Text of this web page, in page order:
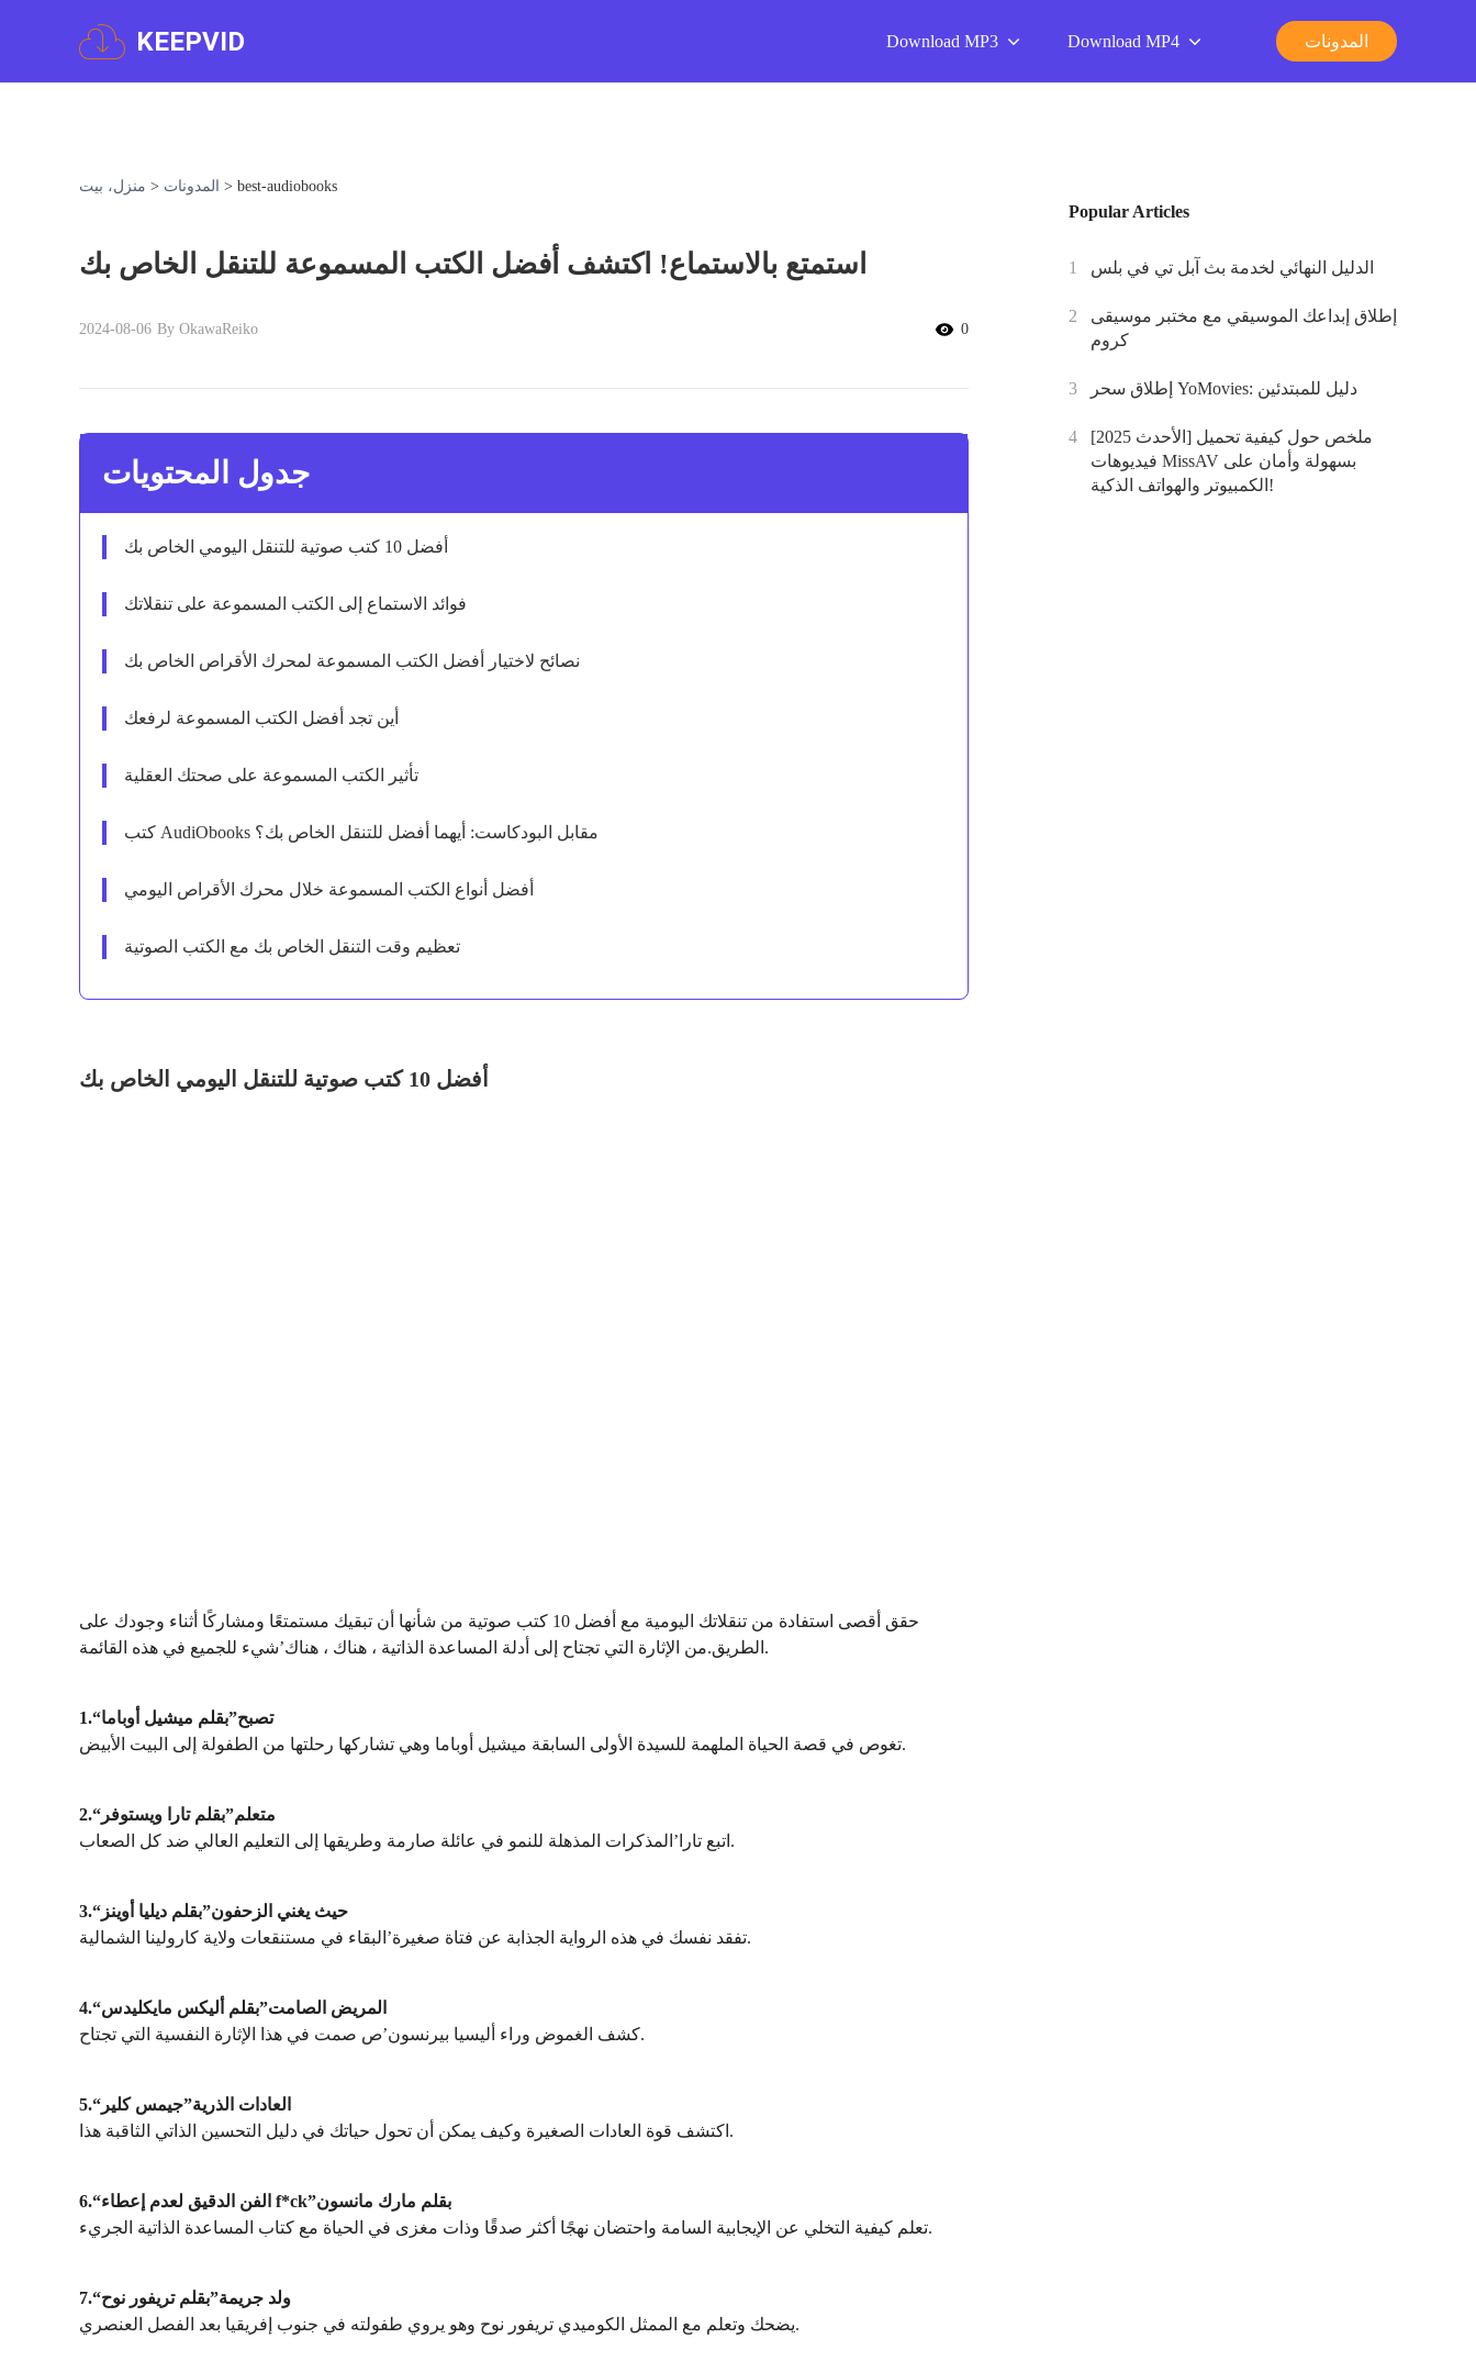
KEEPVID Download MP3 Download MP4 المدونات
منزل، بيت > المدونات > best-audiobooks
استمتع بالاستماع! اكتشف أفضل الكتب المسموعة للتنقل الخاص بك
2024-08-06 By OkawaReiko 0
جدول المحتويات
أفضل 10 كتب صوتية للتنقل اليومي الخاص بك
فوائد الاستماع إلى الكتب المسموعة على تنقلاتك
نصائح لاختيار أفضل الكتب المسموعة لمحرك الأقراص الخاص بك
أين تجد أفضل الكتب المسموعة لرفعك
تأثير الكتب المسموعة على صحتك العقلية
كتب AudiObooks مقابل البودكاست: أيهما أفضل للتنقل الخاص بك؟
أفضل أنواع الكتب المسموعة خلال محرك الأقراص اليومي
تعظيم وقت التنقل الخاص بك مع الكتب الصوتية
أفضل 10 كتب صوتية للتنقل اليومي الخاص بك
حقق أقصى استفادة من تنقلاتك اليومية مع أفضل 10 كتب صوتية من شأنها أن تبقيك مستمتعًا ومشاركًا أثناء وجودك على
الطريق.من الإثارة التي تجتاح إلى أدلة المساعدة الذاتية ، هناك ، هناك’شيء للجميع في هذه القائمة.
1.“تصبح”بقلم ميشيل أوباما
تغوص في قصة الحياة الملهمة للسيدة الأولى السابقة ميشيل أوباما وهي تشاركها رحلتها من الطفولة إلى البيت الأبيض.
2.“متعلم”بقلم تارا ويستوفر
اتبع تارا’المذكرات المذهلة للنمو في عائلة صارمة وطريقها إلى التعليم العالي ضد كل الصعاب.
3.“حيث يغني الزحفون”بقلم ديليا أوينز
تفقد نفسك في هذه الرواية الجذابة عن فتاة صغيرة’البقاء في مستنقعات ولاية كارولينا الشمالية.
4.“المريض الصامت”بقلم أليكس مايكليدس
كشف الغموض وراء أليسيا بيرنسون’ص صمت في هذا الإثارة النفسية التي تجتاح.
5.“العادات الذرية”جيمس كلير
اكتشف قوة العادات الصغيرة وكيف يمكن أن تحول حياتك في دليل التحسين الذاتي الثاقبة هذا.
6.“الفن الدقيق لعدم إعطاء f*ck”بقلم مارك مانسون
تعلم كيفية التخلي عن الإيجابية السامة واحتضان نهجًا أكثر صدقًا وذات مغزى في الحياة مع كتاب المساعدة الذاتية الجريء.
7.“ولد جريمة”بقلم تريفور نوح
يضحك وتعلم مع الممثل الكوميدي تريفور نوح وهو يروي طفولته في جنوب إفريقيا بعد الفصل العنصري.
Popular Articles
1 الدليل النهائي لخدمة بث آبل تي في بلس
2
إطلاق إبداعك الموسيقي مع مختبر موسيقى
كروم
3 إطلاق سحر YoMovies: دليل للمبتدئين
4
[الأحدث 2025] ملخص حول كيفية تحميل
فيديوهات MissAV بسهولة وأمان على
الكمبيوتر والهواتف الذكية!